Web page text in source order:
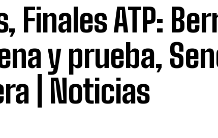
Finales ATP:
y prueba,
| Noticias